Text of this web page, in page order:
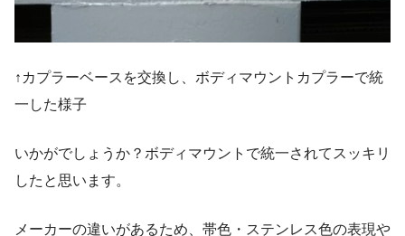
↑カプラーベースを交換し、ボディマウントカプラーで統
一した様子
いかがでしょうか？ボディマウントで統一されてスッキリ
したと思います。
メーカーの違いがあるため、帯色・ステンレス色の表現や